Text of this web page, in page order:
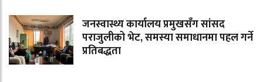
जनस्वास्थ्य कार्यालय प्रमुखसँग सांसद
पराजुलीको भेट, समस्या समाधानमा पहल गर्ने
प्रतिबद्धता